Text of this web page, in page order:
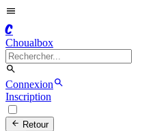
C
Choualbox
Connexion
Inscription
Retour